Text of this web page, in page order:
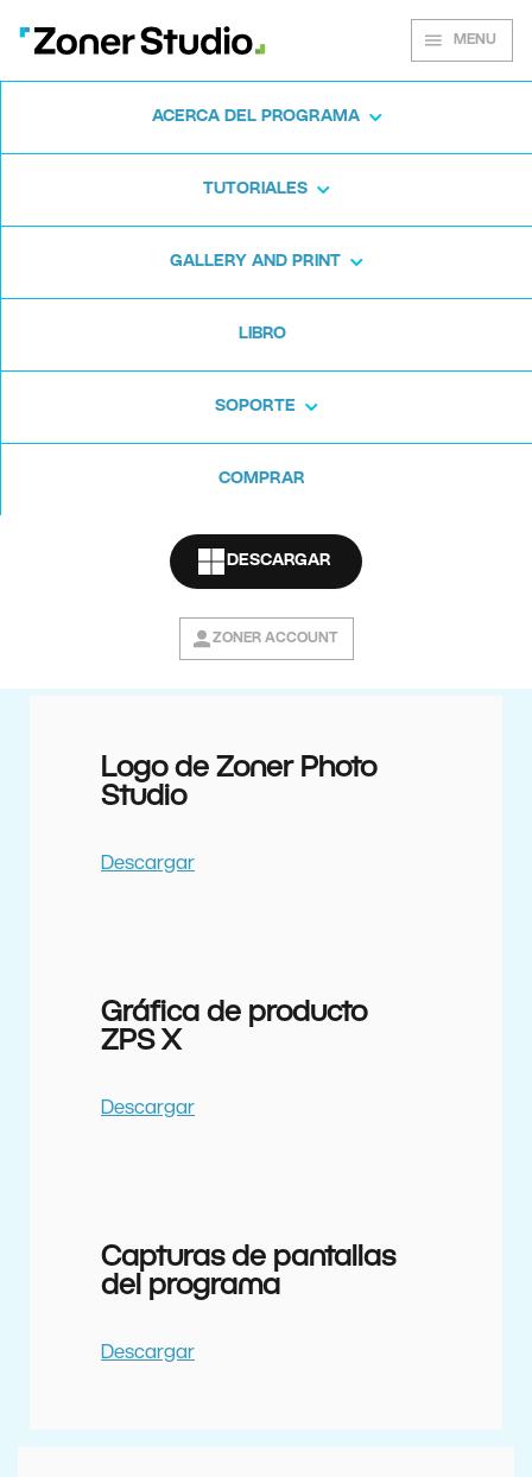
MENU
ACERCA DEL PROGRAMA
TUTORIALES
GALLERY AND PRINT
LIBRO
SOPORTE
COMPRAR
DESCARGAR
ZONER ACCOUNT
Sala de prensa
Michal Prouza
michal.prouza@zoner.cz
Logo de Zoner Photo
Studio
Descargar
Gráfica de producto
ZPS X
Descargar
Capturas de pantallas
del programa
Descargar